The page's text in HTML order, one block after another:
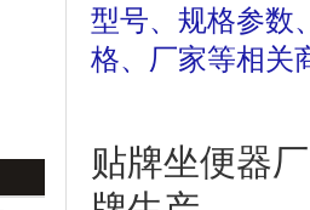
型号、规格参数
格、厂家等相关
贴牌坐便器